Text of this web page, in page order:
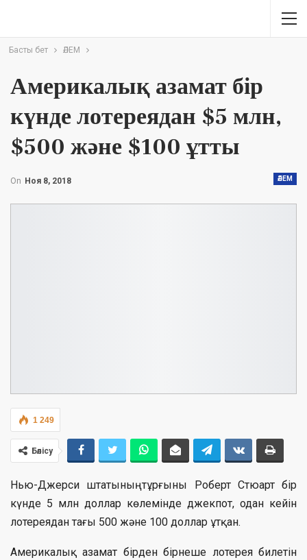
Басты бет ӘЛЕМ
Америкалық азамат бір
күнде лотереядан $5 млн,
$500 және $100 ұтты
ӘЛЕМ
On Ноя 8, 2018
1 249
Бөлісу
Нью-Джерси штатының тұрғыны Роберт Стюарт бір
күнде 5 млн доллар көлемінде джекпот, одан кейін
лотереядан тағы 500 және 100 доллар ұтқан.
Америкалық азамат бірден бірнеше лотерея билетін